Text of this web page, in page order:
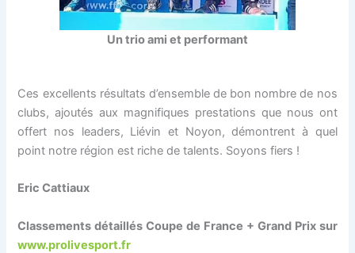
Un trio ami et performant
Ces excellents résultats d’ensemble de bon nombre de nos
clubs, ajoutés aux magnifiques prestations que nous ont
offert nos leaders, Liévin et Noyon, démontrent à quel
point notre région est riche de talents. Soyons fiers !
Eric Cattiaux
Classements détaillés Coupe de France + Grand Prix sur
www.prolivesport.fr